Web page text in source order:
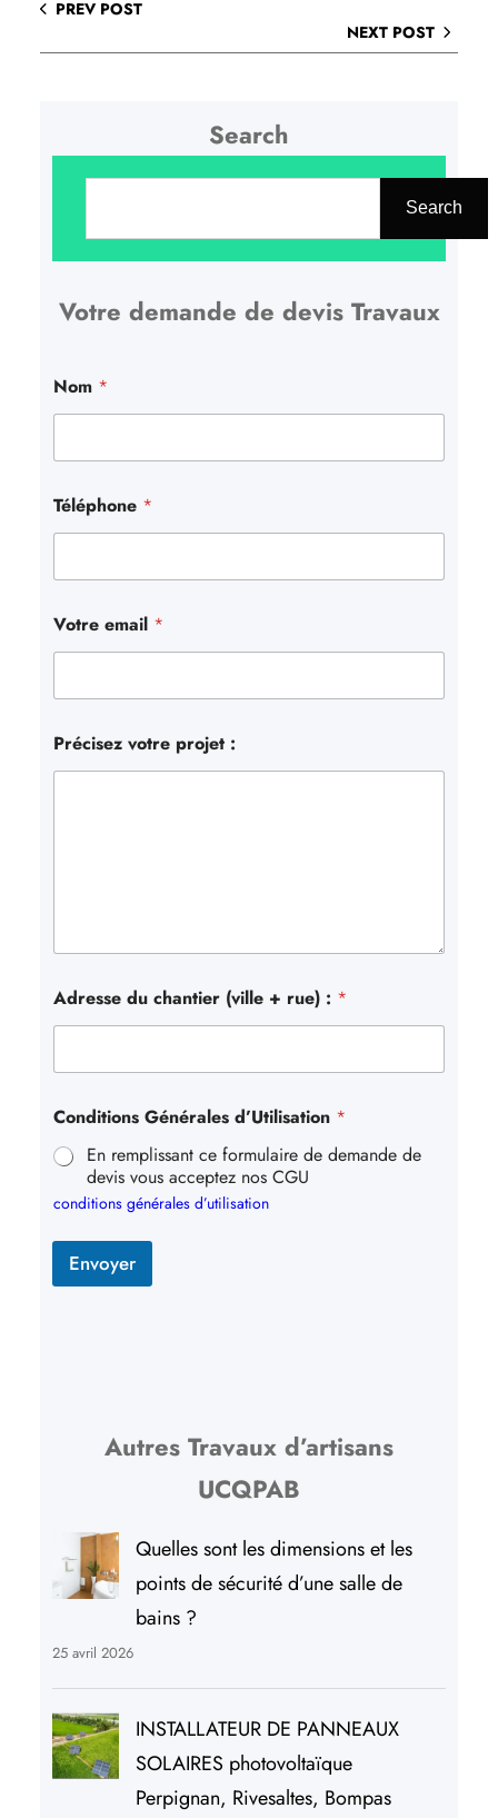
PREV POST
NEXT POST
Search
e
c
h
Search
Votre demande de devis Travaux
Nom *
Téléphone *
Votre email *
Précisez votre projet :
Adresse du chantier (ville + rue) : *
Conditions Générales d’Utilisation *
En remplissant ce formulaire de demande de
devis vous acceptez nos CGU
conditions générales d’utilisation
Envoyer
Autres Travaux d’artisans
UCQPAB
Quelles sont les dimensions et les
points de sécurité d’une salle de
bains ?
25 avril 2026
INSTALLATEUR DE PANNEAUX
SOLAIRES photovoltaïque
Perpignan, Rivesaltes, Bompas